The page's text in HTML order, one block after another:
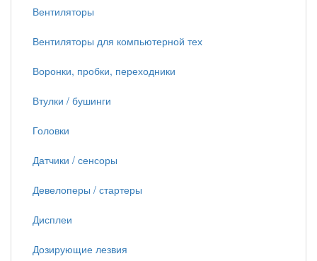
Вентиляторы
Вентиляторы для компьютерной тех
Воронки, пробки, переходники
Втулки / бушинги
Головки
Датчики / сенсоры
Девелоперы / стартеры
Дисплеи
Дозирующие лезвия